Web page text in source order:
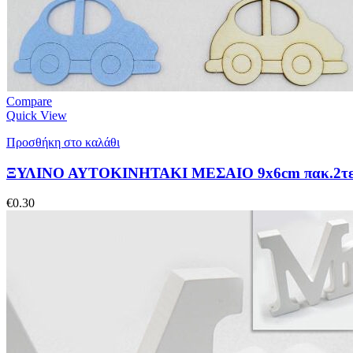
Compare
Quick View
Προσθήκη στο καλάθι
ΞΥΛΙΝΟ ΑΥΤΟΚΙΝΗΤΑΚΙ ΜΕΣΑΙΟ 9x6cm
€0.30